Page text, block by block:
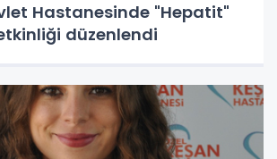
Hastanesinde "Hepatit"
düzenlendi